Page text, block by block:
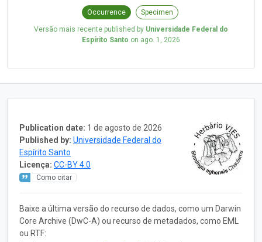
Occurrence Specimen
Versão mais recente published by Universidade Federal do
Espírito Santo on ago. 1, 2026
Publication date: 1 de agosto de 2026
Published by: Universidade Federal do
Espírito Santo
Licença: CC-BY 4.0
Como citar
Baixe a última versão do recurso de dados, como um Darwin
Core Archive (DwC-A) ou recurso de metadados, como EML
ou RTF: